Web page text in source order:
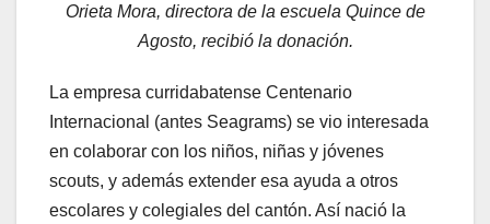
Orieta Mora, directora de la escuela Quince de
Agosto, recibió la donación.
La empresa curridabatense Centenario
Internacional (antes Seagrams) se vio interesada
en colaborar con los niños, niñas y jóvenes
scouts, y además extender esa ayuda a otros
escolares y colegiales del cantón. Así nació la